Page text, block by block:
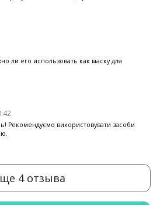
ли его использовать как маску для
Рекомендуємо використовувати засоби
4 отзыва